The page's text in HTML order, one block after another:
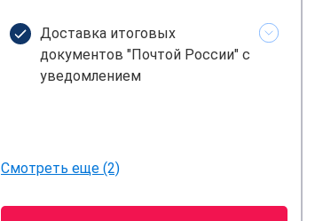
Доставка итоговых
документов "Почтой России" с
уведомлением
Смотреть еще (2)